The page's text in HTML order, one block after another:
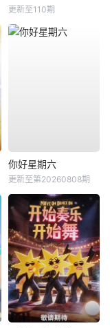
更新至110期
你好星期六
更新至第20260808期